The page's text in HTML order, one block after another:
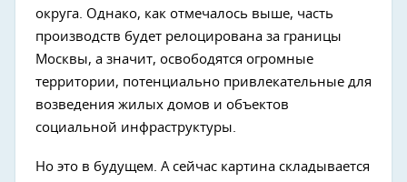
округа. Однако, как отмечалось выше, часть
производств будет релоцирована за границы
Москвы, а значит, освободятся огромные
территории, потенциально привлекательные для
возведения жилых домов и объектов
социальной инфраструктуры.
Но это в будущем. А сейчас картина складывается